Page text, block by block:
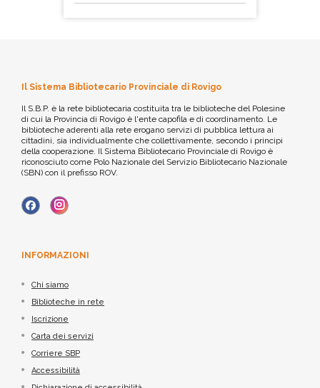
Il Sistema Bibliotecario Provinciale di Rovigo
Il S.B.P. è la rete bibliotecaria costituita tra le biblioteche del Polesine
di cui la Provincia di Rovigo è l'ente capofila e di coordinamento. Le
biblioteche aderenti alla rete erogano servizi di pubblica lettura ai
cittadini, sia individualmente che collettivamente, secondo i principi
della cooperazione. Il Sistema Bibliotecario Provinciale di Rovigo è
riconosciuto come Polo Nazionale del Servizio Bibliotecario Nazionale
(SBN) con il prefisso ROV.
INFORMAZIONI
Chi siamo
Biblioteche in rete
Iscrizione
Carta dei servizi
Corriere SBP
Accessibilità